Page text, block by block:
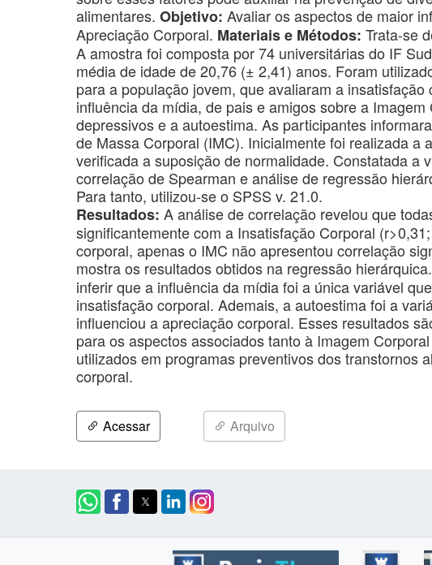
alimentares. Objetivo: Avaliar os aspectos de maior
Apreciação Corporal. Materiais e Métodos: Trata-se
A amostra foi composta por 74 universitárias do IF
média de idade de 20,76 (± 2,41) anos. Foram
para a população jovem, que avaliaram a
influência da mídia, de pais e amigos sobre a
depressivos e a autoestima. As participantes
de Massa Corporal (IMC). Inicialmente foi realizada a
verificada a suposição de normalidade. Constatada a
correlação de Spearman e análise de regressão
Para tanto, utilizou-se o SPSS v. 21.0.
Resultados: A análise de correlação revelou que
significantemente com a Insatisfação Corporal
corporal, apenas o IMC não apresentou correlação
mostra os resultados obtidos na regressão hierárquica.
inferir que a influência da mídia foi a única variável
insatisfação corporal. Ademais, a autoestima foi a
influenciou a apreciação corporal. Esses resultados
para os aspectos associados tanto à Imagem
utilizados em programas preventivos dos transtornos
corporal.
Acessar Arquivo